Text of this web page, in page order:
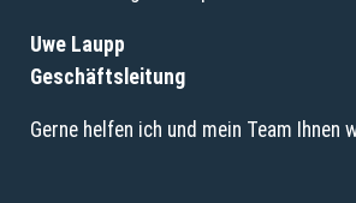
Uwe Laupp
Geschäftsleitung
Gerne helfen ich und mein Team Ihnen